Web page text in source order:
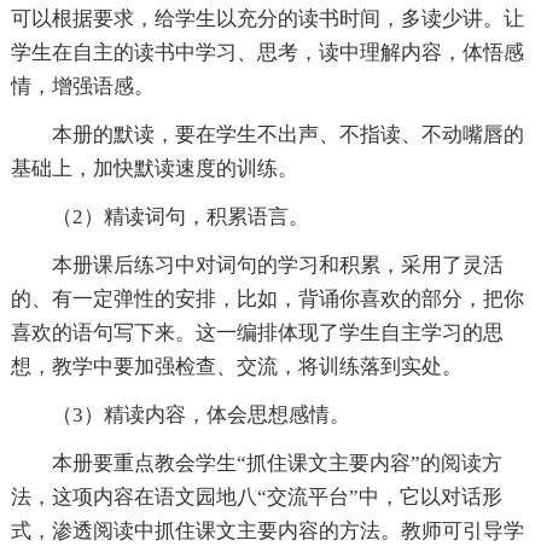
可以根据要求，给学生以充分的读书时间，多读少讲。让
学生在自主的读书中学习、思考，读中理解内容，体悟感
情，增强语感。
本册的默读，要在学生不出声、不指读、不动嘴唇的
基础上，加快默读速度的训练。
（2）精读词句，积累语言。
本册课后练习中对词句的学习和积累，采用了灵活
的、有一定弹性的安排，比如，背诵你喜欢的部分，把你
喜欢的语句写下来。这一编排体现了学生自主学习的思
想，教学中要加强检查、交流，将训练落到实处。
（3）精读内容，体会思想感情。
本册要重点教会学生“抓住课文主要内容”的阅读方
法，这项内容在语文园地八“交流平台”中，它以对话形
式，渗透阅读中抓住课文主要内容的方法。教师可引导学